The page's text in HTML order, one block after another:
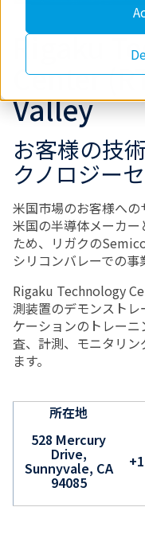
Rigaku
Center
Valley
お客様の技
クノロジー
米国市場のお客様への
米国の半導体メーカ
ため、リガクの
シリコンバレーでの事
Rigaku Technology
測装置のデモンスト
ケーションのトレー
査、計測、モニタリ
ます。
所在地
528 Mercury
Drive,
Sunnyvale, CA
94085